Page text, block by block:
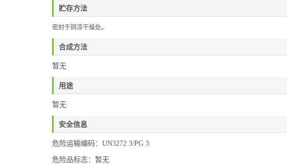
贮存方法
密封于阴凉干燥处。
合成方法
暂无
用途
暂无
安全信息
危险运输编码：UN3272 3/PG 3
危险品标志：暂无